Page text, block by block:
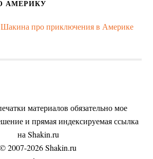
АМЕРИКУ
материалов обязательно мое
и прямая индексируемая ссылка
на Shakin.ru
© 2007-2026 Shakin.ru